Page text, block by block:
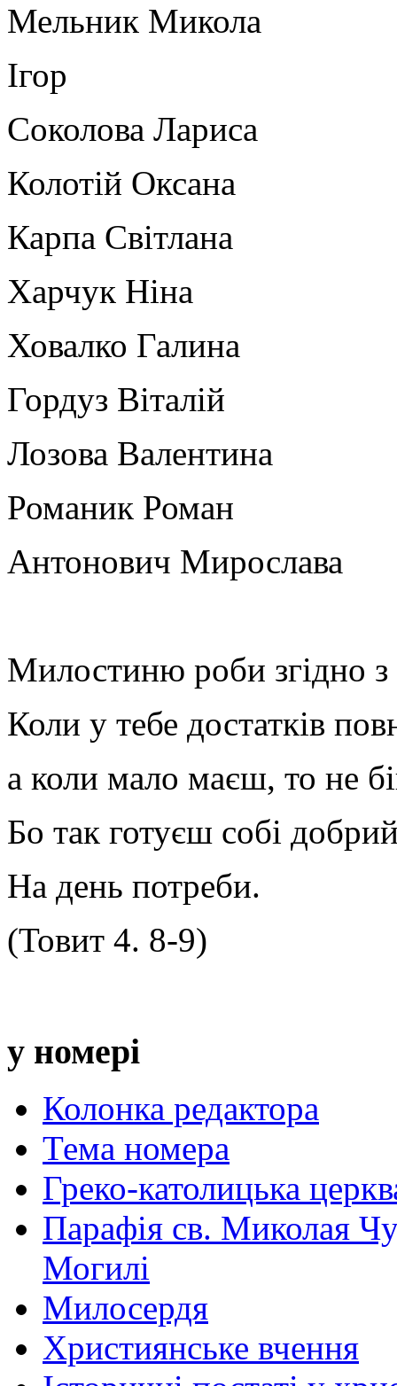
Мельник Микола
Ігор
Соколова
Колотій Оксана
Карпа Світлана
Харчук Ніна
Ховалко Галина
Гордуз Віталій
Лозова Валентина
Романик Роман
Антонович
Милостиню роби згідно
Коли у тебе достатків
а коли мало маєш, то не
Бо так готуєш собі
На день потреби.
(Товит 4. 8-9)
у номері
Колонка редактора
Тема номера
Греко-католицька
Парафія св. Миколая
Могилі
Милосердя
Християнське вчення